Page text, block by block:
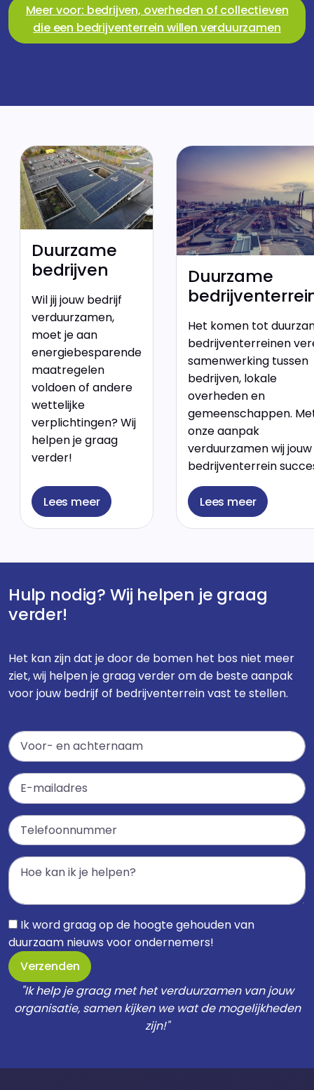
Meer voor: bedrijven, overheden of collectieven
die een bedrijventerrein willen verduurzamen
Duurzame
bedrijven
Wil jij jouw bedrijf
verduurzamen,
moet je aan
energiebesparende
maatregelen
voldoen of andere
wettelijke
verplichtingen? Wij
helpen je graag
verder!
Lees meer
Duurzame
Het komen tot
bedrijventerreinen
samenwerking tussen
bedrijven, lokale
overheden en
gemeenschappen.
onze aanpak
verduurzamen wij jouw
bedrijventerrein
Lees meer
Hulp nodig? Wij helpen je graag
verder!
Het kan zijn dat je door de bomen het bos niet meer
ziet, wij helpen je graag verder om de beste aanpak
voor jouw bedrijf of bedrijventerrein vast te stellen.
Ik word graag op de hoogte gehouden van
duurzaam nieuws voor ondernemers!
Verzenden
"Ik help je graag met het verduurzamen van jouw
organisatie, samen kijken we wat de mogelijkheden
zijn!"